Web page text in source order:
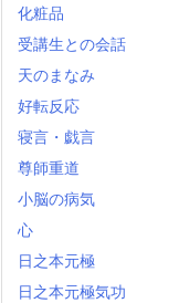
化粧品
受講生との会話
天のまなみ
好転反応
寝言・戯言
尊師重道
小脳の病気
心
日之本元極
日之本元極気功